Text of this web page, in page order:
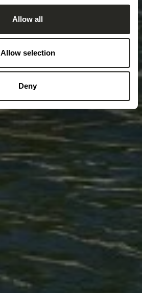
Allow all
Allow selection
Deny